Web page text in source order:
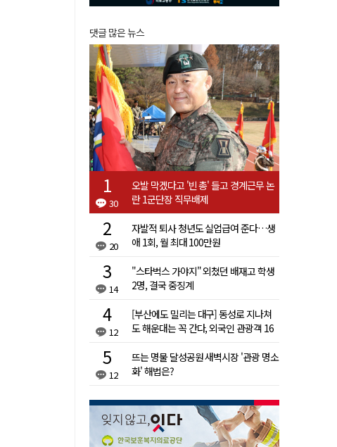
댓글 많은 뉴스
30
오발 막겠다고 '빈 총' 들고 경계근무 논
란 1군단장 직무배제
20
자발적 퇴사 청년도 실업급여 준다…생
애 1회, 월 최대 100만원
14
"스타벅스 가야지" 외쳤던 배재고 학생
2명, 결국 중징계
12
[부산에도 밀리는 대구] 동성로 지나쳐
도 해운대는 꼭 간다, 외국인 관광객 16
12
뜨는 명물 달성공원 새벽시장 '관광 명소
화' 해법은?